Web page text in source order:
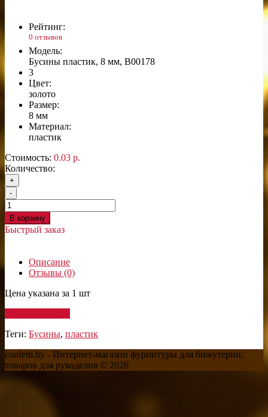
Рейтинг:
0 отзывов
Модель:
Бусины пластик, 8 мм, B00178
3
Цвет:
золото
Размер:
8 мм
Материал:
пластик
Стоимость: 0.03 р.
Количество:
+
-
В корзину
Быстрый заказ
Описание
Отзывы (0)
Цена указана за 1 шт
Теги: Бусины, пластик
confetti.by - Интернет-магазин фурнитуры для бижутерии,
товаров для рукоделия © 2026